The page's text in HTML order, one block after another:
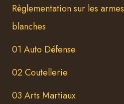
Règlementation sur les armes
blanches
01 Auto Défense
02 Coutellerie
03 Arts Martiaux